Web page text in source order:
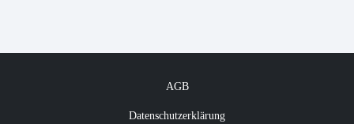
AGB
Datenschutzerklärung